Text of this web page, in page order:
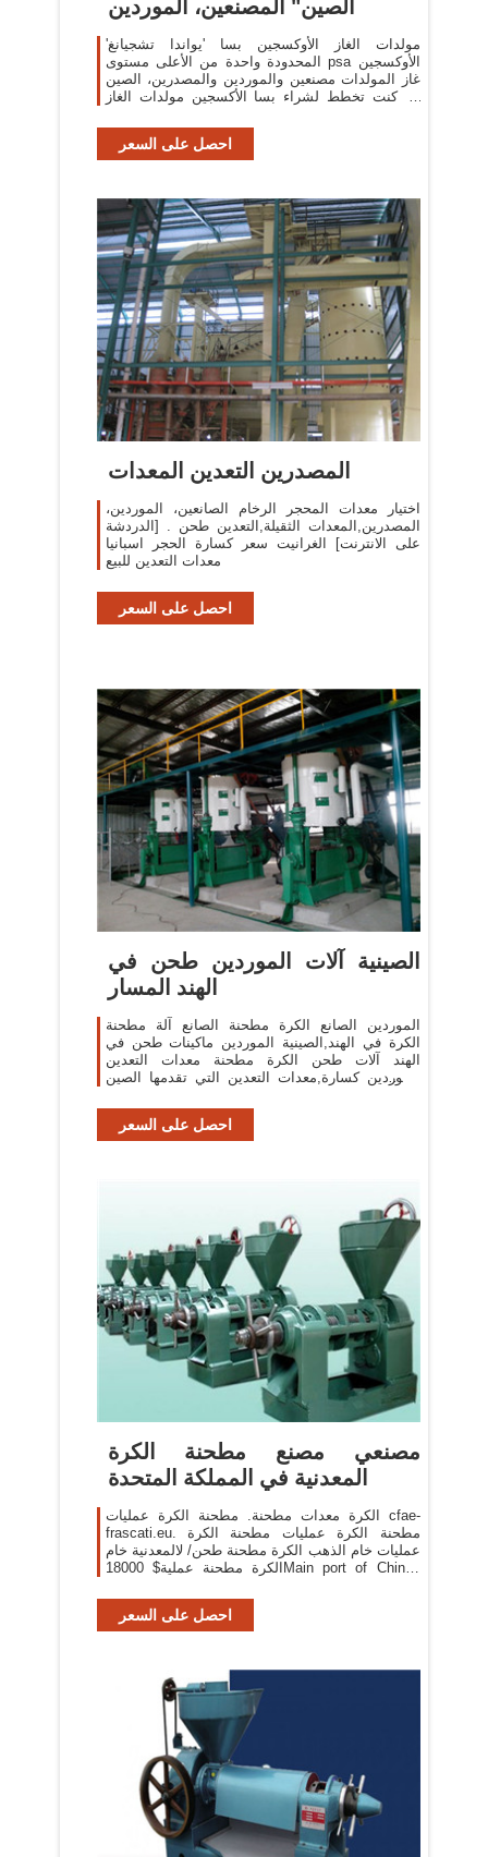
الصين" المصنعين، الموردين
مولدات الغاز الأوكسجين بسا 'يواندا تشجيانغ'
المحدودة واحدة من الأعلى مستوى psa الأوكسجين
غاز المولدات مصنعين والموردين والمصدرين، الصين
إذا كنت تخطط لشراء بسا الأكسجين مولدات الغاز
احصل على السعر
المصدرين التعدين المعدات
اختيار معدات المحجر الرخام الصانعين، الموردين،
المصدرين,المعدات الثقيلة,التعدين طحن . [الدردشة
على الانترنت] الغرانيت سعر كسارة الحجر اسبانيا
معدات التعدين للبيع
احصل على السعر
الصينية آلات الموردين طحن في
الهند المسار
الموردين الصانع الكرة مطحنة الصانع آلة مطحنة
الكرة في الهند,الصينية الموردين ماكينات طحن في
الهند آلات طحن الكرة مطحنة معدات التعدين
الموردين كسارة,معدات التعدين التي تقدمها الصين
احصل على السعر
مصنعي مصنع مطحنة الكرة
المعدنية في المملكة المتحدة
الكرة معدات مطحنة. مطحنة الكرة عمليات cfae-
frascati.eu. مطحنة الكرة عمليات مطحنة الكرة
عمليات خام الذهب الكرة مطحنة طحن/ لالمعدنية خام
الكرة مطحنة عملية$ 18000Main port of China1
المنتج:453865094.
احصل على السعر